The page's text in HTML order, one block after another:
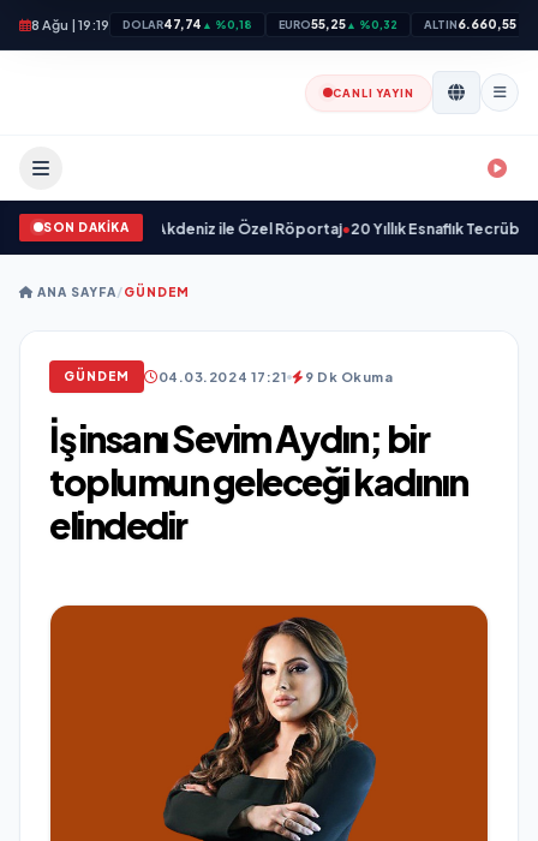
8 Ağu | 19:19 DOLAR47,74 ▲ %0,18 EURO55,25▲ %0,32 ALTIN6.660,55
CANLI YAYIN
SON DAKİKA
Onur Akdeniz ile Özel Röportaj•20 Yıllık Esnaflık Tecrübesiyle
ANA SAYFA/GÜNDEM
GÜNDEM 04.03.2024 17:21 9 Dk Okuma
İş insanı Sevim Aydın; bir
toplumun geleceği kadının
elindedir